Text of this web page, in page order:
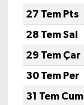
27 Tem Pts
28 Tem Sal
29 Tem Çar
30 Tem Per
31 Tem Cum